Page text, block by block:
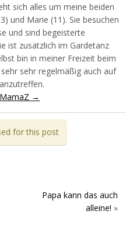
sich alles um meine beiden
und Marie (11). Sie besuchen
und sind begeisterte
ist zusätzlich im Gardetanz
bin in meiner Freizeit beim
sehr regelmäßig auch auf
→
for this post
Papa kann das auch
alleine! »